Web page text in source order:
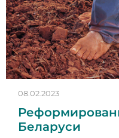
08.02.2023
Беларуси